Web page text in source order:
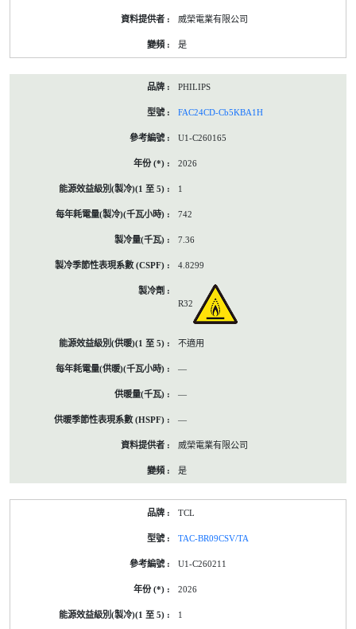
威榮電業有限公司
是
PHILIPS
FAC24CD-Cb5KBA1H
U1-C260165
2026
1
742
7.36
4.8299
R32
不適用
—
—
—
威榮電業有限公司
是
TCL
TAC-BR09CSV/TA
U1-C260211
2026
1